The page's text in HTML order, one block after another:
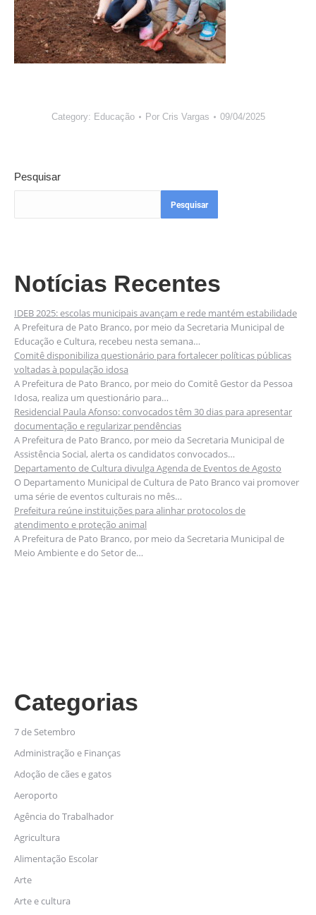
Category: Educação Por Cris Vargas 09/04/2025
Pesquisar
Pesquisar
Notícias Recentes
IDEB 2025: escolas municipais avançam e rede mantém estabilidade
A Prefeitura de Pato Branco, por meio da Secretaria Municipal de
Educação e Cultura, recebeu nesta semana…
Comitê disponibiliza questionário para fortalecer políticas públicas
voltadas à população idosa
A Prefeitura de Pato Branco, por meio do Comitê Gestor da Pessoa
Idosa, realiza um questionário para…
Residencial Paula Afonso: convocados têm 30 dias para apresentar
documentação e regularizar pendências
A Prefeitura de Pato Branco, por meio da Secretaria Municipal de
Assistência Social, alerta os candidatos convocados…
Departamento de Cultura divulga Agenda de Eventos de Agosto
O Departamento Municipal de Cultura de Pato Branco vai promover
uma série de eventos culturais no mês…
Prefeitura reúne instituições para alinhar protocolos de
atendimento e proteção animal
A Prefeitura de Pato Branco, por meio da Secretaria Municipal de
Meio Ambiente e do Setor de…
Categorias
7 de Setembro
Administração e Finanças
Adoção de cães e gatos
Aeroporto
Agência do Trabalhador
Agricultura
Alimentação Escolar
Arte
Arte e cultura